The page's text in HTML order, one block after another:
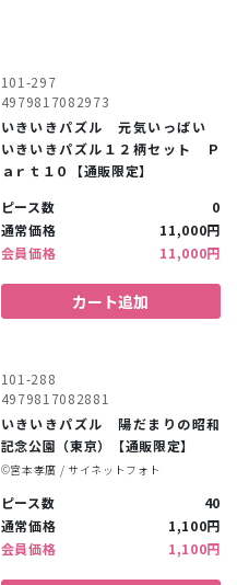
101-297
4979817082973
いきいきパズル 元気いっぱい
いきいきパズル１２柄セット Ｐ
ａｒｔ１０【通販限定】
ピース数
0
通常価格
11,000円
会員価格
11,000円
カート追加
101-288
4979817082881
いきいきパズル 陽だまりの昭和
記念公園（東京）【通販限定】
©︎宮本孝廣 / サイネットフォト
ピース数
40
通常価格
1,100円
会員価格
1,100円